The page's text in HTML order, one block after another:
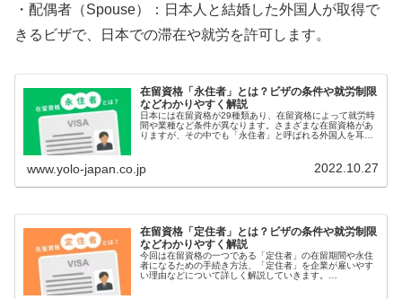
・配偶者（Spouse）：日本人と結婚した外国人が取得で
きるビザで、日本での滞在や就労を許可します。
在留資格「永住者」とは？ビザの条件や就労制限
などわかりやすく解説
日本には在留資格が29種類あり、在留資格によって就労時
間や業種など条件が異なります。さまざまな在留資格があ
りますが、その中でも「永住者」と呼ばれる外国人を耳に
www.yolo-japan.co.jp 2022.10.27
在留資格「定住者」とは？ビザの条件や就労制限
などわかりやすく解説
今回は在留資格の一つである「定住者」の在留期間や永住
者になるための手続き方法、「定住者」を企業が雇いやす
い理由などについて詳しく解説していきます。